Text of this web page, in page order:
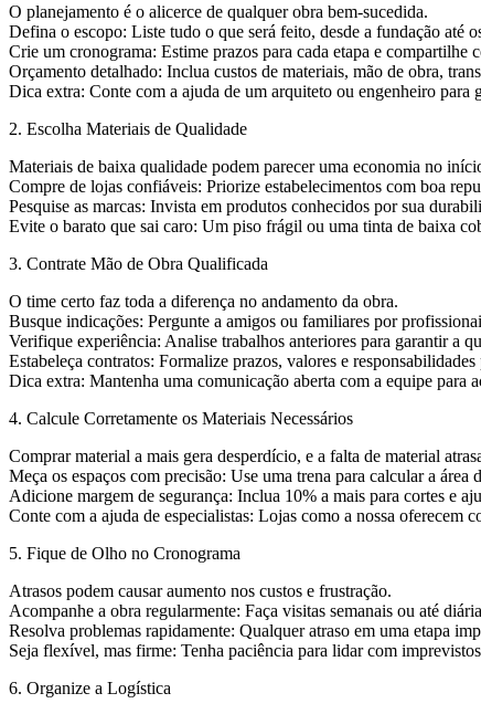
O planejamento é o alicerce de qualquer obra bem-sucedida.
Defina o escopo: Liste tudo o que será feito, desde a fundação até
Crie um cronograma: Estime prazos para cada etapa e compartilhe
Orçamento detalhado: Inclua custos de materiais, mão de obra,
Dica extra: Conte com a ajuda de um arquiteto ou engenheiro para
2. Escolha Materiais de Qualidade
Materiais de baixa qualidade podem parecer uma economia no
Compre de lojas confiáveis: Priorize estabelecimentos com boa
Pesquise as marcas: Invista em produtos conhecidos por sua
Evite o barato que sai caro: Um piso frágil ou uma tinta de baixa
3. Contrate Mão de Obra Qualificada
O time certo faz toda a diferença no andamento da obra.
Busque indicações: Pergunte a amigos ou familiares por
Verifique experiência: Analise trabalhos anteriores para garantir a
Estabeleça contratos: Formalize prazos, valores e
Dica extra: Mantenha uma comunicação aberta com a equipe para
4. Calcule Corretamente os Materiais Necessários
Comprar material a mais gera desperdício, e a falta de material
Meça os espaços com precisão: Use uma trena para calcular a área
Adicione margem de segurança: Inclua 10% a mais para cortes e
Conte com a ajuda de especialistas: Lojas como a nossa oferecem
5. Fique de Olho no Cronograma
Atrasos podem causar aumento nos custos e frustração.
Acompanhe a obra regularmente: Faça visitas semanais ou até
Resolva problemas rapidamente: Qualquer atraso em uma etapa
Seja flexível, mas firme: Tenha paciência para lidar com
6. Organize a Logística